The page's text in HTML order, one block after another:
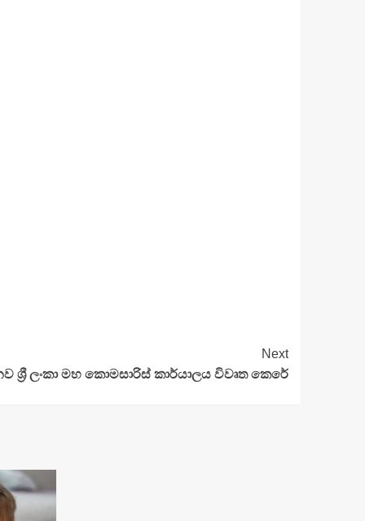
Next
ලංකා මහ කොමසාරිස් කාර්යාලය‍ විවෘත කෙරේ